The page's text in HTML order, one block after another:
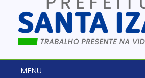
MENU